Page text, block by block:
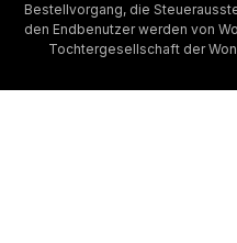
Bestellvorgang, die
den Endbenutzer werden von
Tochtergesellschaft der